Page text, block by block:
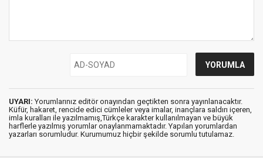
UYARI: Yorumlarınız editör onayından geçtikten sonra yayınlanacaktır.
Küfür, hakaret, rencide edici cümleler veya imalar, inançlara saldırı içeren,
imla kuralları ile yazılmamış,Türkçe karakter kullanılmayan ve büyük
harflerle yazılmış yorumlar onaylanmamaktadır. Yapılan yorumlardan
yazarları sorumludur. Kurumumuz hiçbir şekilde sorumlu tutulamaz.